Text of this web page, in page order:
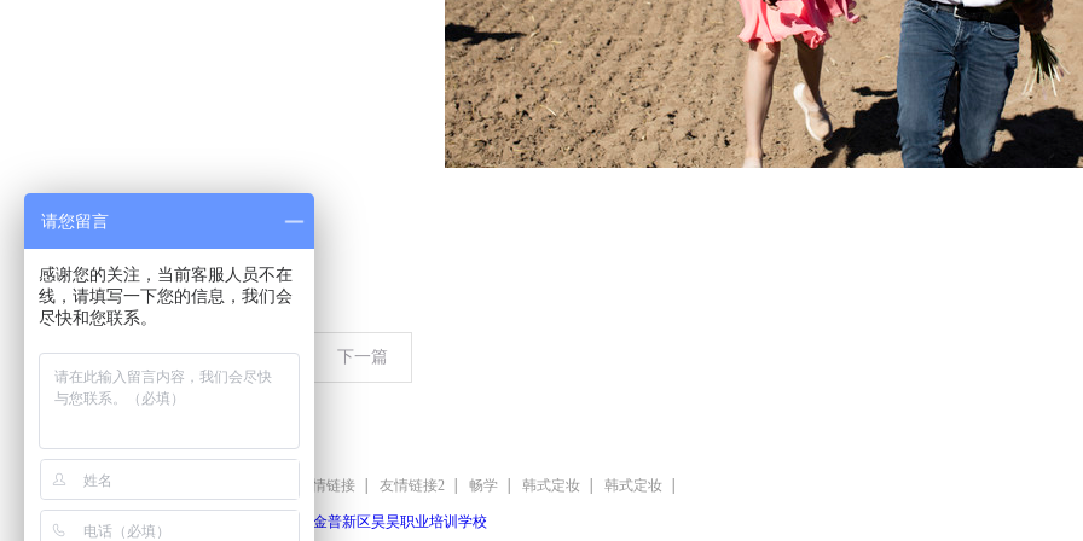
上一篇 下一篇
友情链接 友情链接2 畅学 韩式定妆 韩式定妆
大连金普新区昊昊职业培训学校
请您留言
感谢您的关注，当前客服人员不在
线，请填写一下您的信息，我们会
尽快和您联系。